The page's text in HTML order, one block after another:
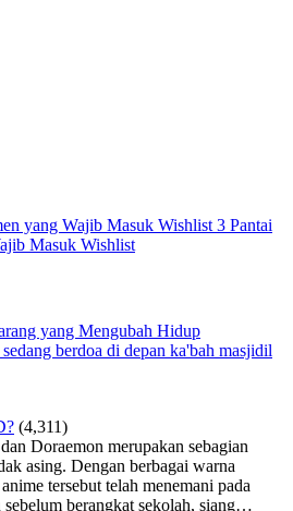
3 Pantai
Masuk Wishlist
yang Mengubah Hidup
(4,311)
Doraemon merupakan sebagian
asing. Dengan berbagai warna
tersebut telah menemani pada
berangkat sekolah, siang…